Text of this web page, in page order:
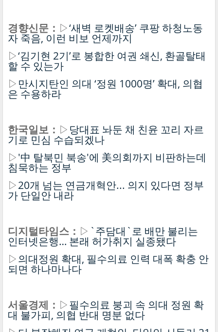
경향신문： ▷‘새벽 로켓배송’ 쿠팡 하청노동
자 죽음, 이런 비보 언제까지
▷‘김기현 2기’로 봉합한 여권 쇄신, 환골탈태
할 수 있는가
▷ 만시지탄인 의대 ‘정원 1000명’ 확대, 의협
은 수용하라
한국일보： ▷ 당대표 놔둔 채 친윤 꼬리 자르
기로 민심 수습되겠나
▷'中 탈북민 북송'에 美의회까지 비판하는데
침묵하는 정부
▷20개 넘는 연금개혁안... 의지 있다면 정부
가 단일안 내라
디지털타임스： ▷ `주담대`로 배만 불리는
인터넷은행… 본래 허가취지 실종됐다
▷의대정원 확대, 필수의료 인력 대폭 확충 안
되면 하나마나다
서울경제： ▷필수의료 붕괴 속 의대 정원 확
대 불가피, 의협 반대 명분 없다